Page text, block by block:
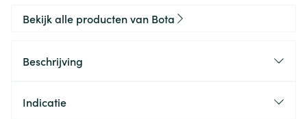
Bekijk alle producten van Bota
Beschrijving
Indicatie